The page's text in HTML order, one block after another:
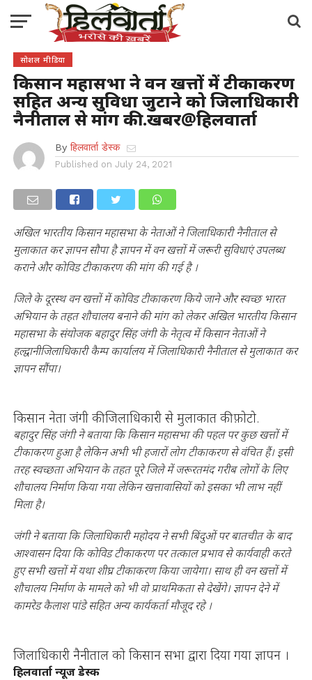
सोशल मीडिया
किसान महासभा ने वन खत्तों में टीकाकरण
सहित अन्य सुविधा जुटाने को जिलाधिकारी
नैनीताल से मांग की.खबर@हिलवार्ता
By हिलवार्ता डेस्क
Published on July 24, 2021
अखिल भारतीय किसान महासभा के नेताओं ने जिलाधिकारी नैनीताल से
मुलाकात कर ज्ञापन सौपा है ज्ञापन में वन खत्तों में जरूरी सुविधाएं उपलब्ध
कराने और कोविड टीकाकरण की मांग की गई है ।
जिले के दूरस्थ वन खत्तों में कोविड टीकाकरण किये जाने और स्वच्छ भारत
अभियान के तहत शौचालय बनाने की मांग को लेकर अखिल भारतीय किसान
महासभा के संयोजक बहादुर सिंह जंगी के नेतृत्व में किसान नेताओं ने
हल्द्वानीजिलाधिकारी कैम्प कार्यालय में जिलाधिकारी नैनीताल से मुलाकात कर
ज्ञापन सौंपा।
किसान नेता जंगी की जिलाधिकारी से मुलाकात की फ़ोटो.
बहादुर सिंह जंगी ने बताया कि किसान महासभा की पहल पर कुछ खत्तों में
टीकाकरण हुआ है लेकिन अभी भी हजारों लोग टीकाकरण से वंचित हैं। इसी
तरह स्वच्छता अभियान के तहत पूरे जिले में जरूरतमंद गरीब लोगों के लिए
शौचालय निर्माण किया गया लेकिन खत्तावासियों को इसका भी लाभ नहीं
मिला है।
जंगी ने बताया कि जिलाधिकारी महोदय ने सभी बिंदुओं पर बातचीत के बाद
आश्वासन दिया कि कोविड टीकाकरण पर तत्काल प्रभाव से कार्यवाही करते
हुए सभी खत्तों में यथा शीघ्र टीकाकरण किया जायेगा। साथ ही वन खत्तों में
शौचालय निर्माण के मामले को भी वो प्राथमिकता से देखेंगे। ज्ञापन देने में
कामरेड कैलाश पांडे सहित अन्य कार्यकर्ता मौजूद रहे ।
जिलाधिकारी नैनीताल को किसान सभा द्वारा दिया गया ज्ञापन ।
हिलवार्ता न्यूज डेस्क